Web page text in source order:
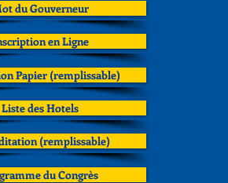
du Gouverneur
en Ligne
Papier (remplissable)
Liste des Hotels
(remplissable)
du Congrès